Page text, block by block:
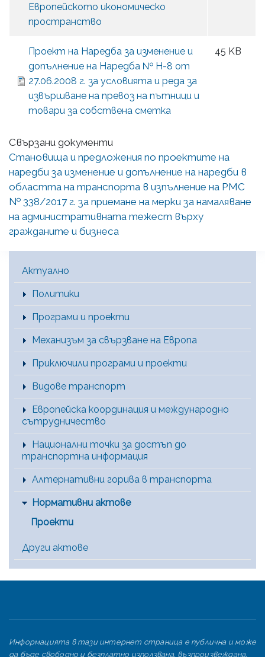
Европейското икономическо
пространство
Проект на Наредба за изменение и
допълнение на Наредба № Н-8 от
27.06.2008 г. за условията и реда за
извършване на превоз на пътници и
товари за собствена сметка
45 KB
Свързани документи
Становища и предложения по проектите на
наредби за изменение и допълнение на наредби в
областта на транспорта в изпълнение на РМС
№ 338/2017 г. за приемане на мерки за намаляване
на административната тежест върху
гражданите и бизнеса
Main Menu [BG]
Актуално
Политики
Програми и проекти
Механизъм за свързване на Европа
Приключили програми и проекти
Видове транспорт
Европейска координация и международно
сътрудничество
Национални точки за достъп до
транспортна информация
Алтернативни горива в транспорта
Нормативни актове
Проекти
Други актове
Информацията в тази интернет страница е публична и може
да бъде свободно и безплатно използвана, възпроизвеждана,